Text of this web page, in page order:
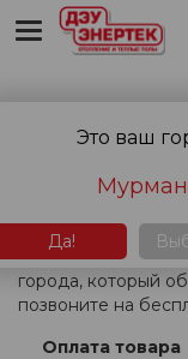
Если вы хотите
оплаты,
города, который
позвоните на
Оплата товара
Это ваш
Да!